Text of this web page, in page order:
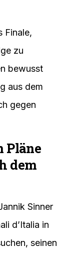
Finale,
zu
bewusst
aus dem
gegen
Pläne
dem
Sinner
d’Italia in
seinen